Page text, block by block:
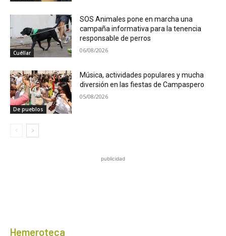
Cuéllar
SOS Animales pone en marcha una
campaña informativa para la tenencia
responsable de perros
06/08/2026
De pueblos
Música, actividades populares y mucha
diversión en las fiestas de Campaspero
05/08/2026
publicidad
Hemeroteca